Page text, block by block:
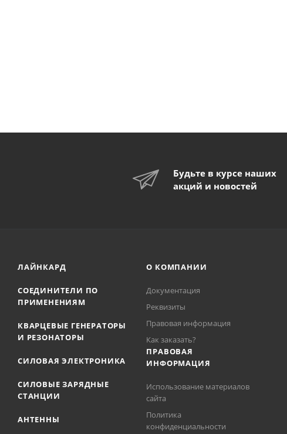
Будьте в курсе наших
акций и новостей
ЛАЙНКАРД
СОЕДИНИТЕЛИ ПО
ПРИМЕНЕНИЯМ
КВАРЦЕВЫЕ ГЕНЕРАТОРЫ
И РЕЗОНАТОРЫ
СИЛОВАЯ ЭЛЕКТРОНИКА
СИЛОВЫЕ ЗАРЯДНЫЕ
СТАНЦИИ
АНТЕННЫ
О КОМПАНИИ
Документация
Реквизиты
Правовая информация
Как заказать?
ПРАВОВАЯ
ИНФОРМАЦИЯ
Использование материалов
сайта
Политика
конфиденциальности